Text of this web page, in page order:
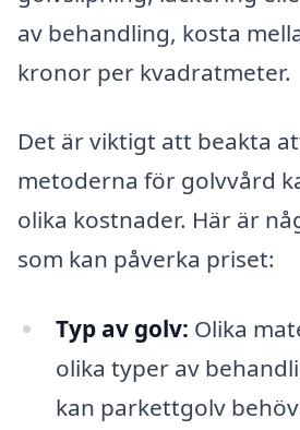
av behandling, kosta
kronor per kvadratmeter.
Det är viktigt att beakta
metoderna för golvvård
olika kostnader. Här är
som kan påverka priset:
Typ av golv: Olika
olika typer av
kan parkettgolv